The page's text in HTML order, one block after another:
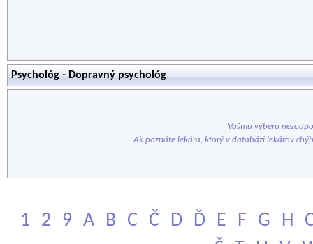
Psychológ - Dopravný psychológ
Vášmu výberu
Ak poznáte lekára, ktorý v databázi lekárov
1 2 9 A B C Č D Ď E F G H